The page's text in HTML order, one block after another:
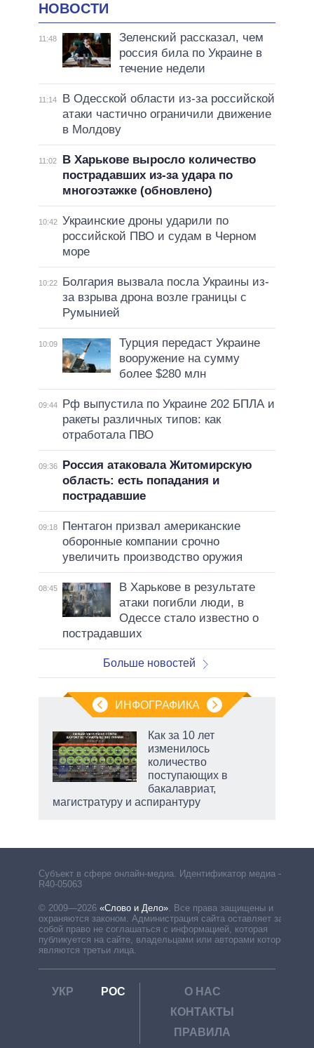
НОВОСТИ
11:48
Зеленский рассказал, чем
россия била по Украине в
течение недели
11:14
В Одесской области из-за российской
атаки частично ограничили движение
в Молдову
11:02
В Харькове выросло количество
пострадавших из-за удара по
многоэтажке (обновлено)
10:42 Украинские дроны ударили по
российской ПВО и судам в Черном
море
10:22
Болгария вызвала посла Украины из-
за взрыва дрона возле границы с
Румынией
10:09
Турция передаст Украине
вооружение на сумму
более $280 млн
09:44
Рф выпустила по Украине 202 БПЛА и
ракеты различных типов: как
отработала ПВО
09:36
Россия атаковала Житомирскую
область: есть попадания и
пострадавшие
09:18
Пентагон призвал американские
оборонные компании срочно
увеличить производство оружия
08:45
В Харькове в результате
атаки погибли люди, в
Одессе стало известно о
пострадавших
Больше новостей
ИНФОГРАФИКА
Как за 10 лет
изменилось
количество
поступающих в
бакалавриат,
магистратуру и аспирантуру
Субъект в сфере онлайн-медиа. Идентификатор медиа –
R40-05063
© 2009—2026 «Слово и Дело» Все права защищены и
охраняются законом. Администрация сайта оставляет за
собой право не соглашаться с информацией, которая
публикуется на сайте, владельцами или авторами которой
являются третьи лица.
УКР РОС
О НАС
КОНТАКТЫ
ПРАВИЛА